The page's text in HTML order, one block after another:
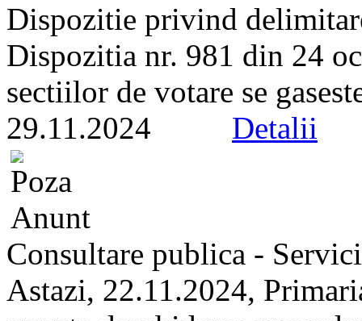
Dispozitie privind
Dispozitia nr. 981 din 24
sectiilor de votare se
29.11.2024 Detalii
Consultare publica -
Astazi, 22.11.2024,